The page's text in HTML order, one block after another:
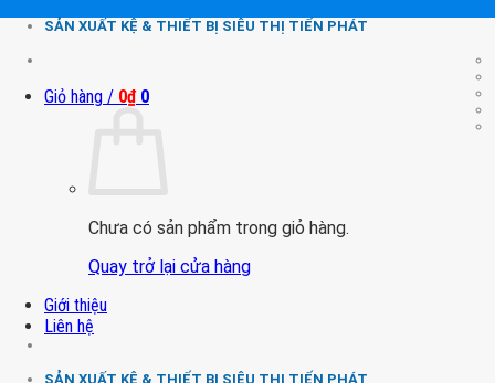
Chuyển
dung
SẢN XUẤT KỆ & THIẾT BỊ SIÊU THỊ TIẾN PHÁT
Giỏ hàng / 0₫ 0
Chưa có sản phẩm trong giỏ hàng.
Quay trở lại cửa hàng
Giới thiệu
Liên hệ
SẢN XUẤT KỆ & THIẾT BỊ SIÊU THỊ TIẾN PHÁT